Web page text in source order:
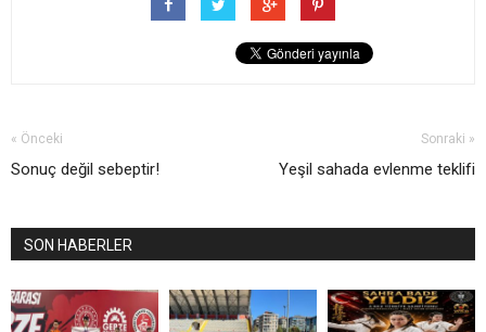
« Önceki
Sonuç değil sebeptir!
Sonraki »
Yeşil sahada evlenme teklifi
SON HABERLER